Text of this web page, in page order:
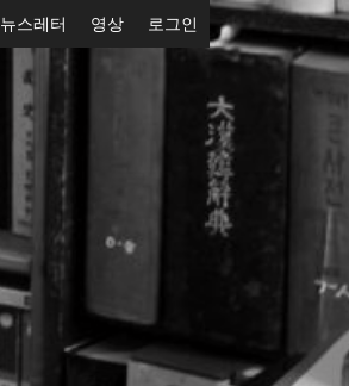
뉴스레터 영상 로그인